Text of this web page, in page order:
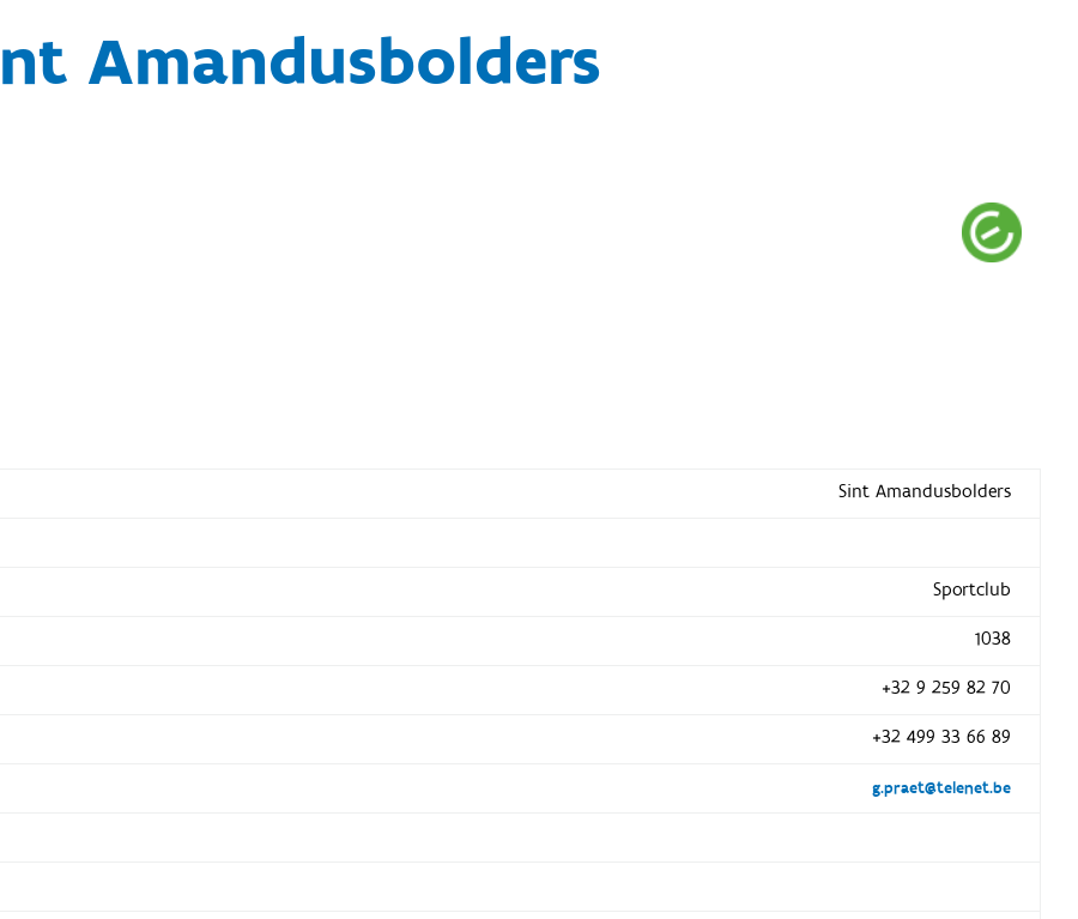
Amandusbolders
Sint Amandusbolders
Sportclub
1038
+32 9 259 82 70
+32 499 33 66 89
g.praet@telenet.be